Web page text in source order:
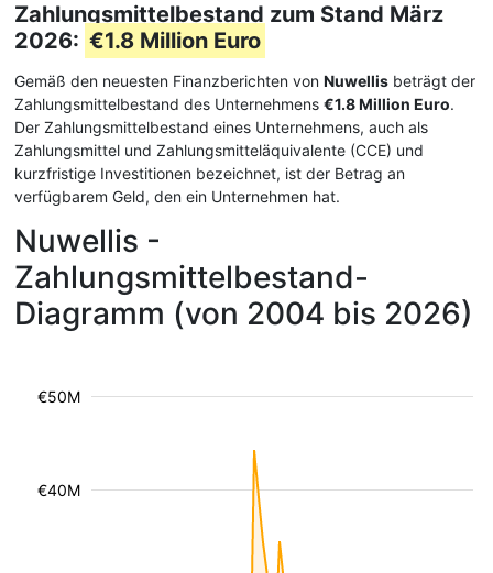
Zahlungsmittelbestand zum Stand März
2026: €1.8 Million Euro
Gemäß den neuesten Finanzberichten von Nuwellis beträgt der
Zahlungsmittelbestand des Unternehmens €1.8 Million Euro.
Der Zahlungsmittelbestand eines Unternehmens, auch als
Zahlungsmittel und Zahlungsmitteläquivalente (CCE) und
kurzfristige Investitionen bezeichnet, ist der Betrag an
verfügbarem Geld, den ein Unternehmen hat.
Nuwellis -
Zahlungsmittelbestand-
Diagramm (von 2004 bis 2026)
€40M
€50M